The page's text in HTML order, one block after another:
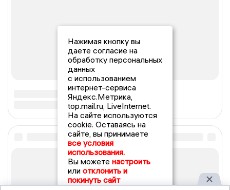
Нажимая кнопку вы
даете согласие на
обработку персональных
данных
с использованием
интернет-сервиса
Яндекс.Метрика,
top.mail.ru, LiveInternet.
На сайте используются
cookie. Оставаясь на
сайте, вы принимаете
все условия
использования.
Вы можете настроить
или отклонить и
покинуть сайт